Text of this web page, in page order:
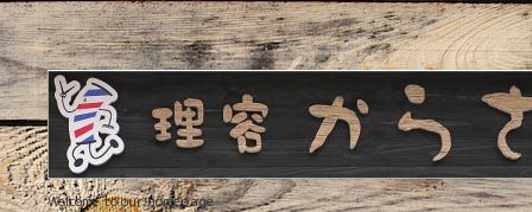
Welcome to our homepage